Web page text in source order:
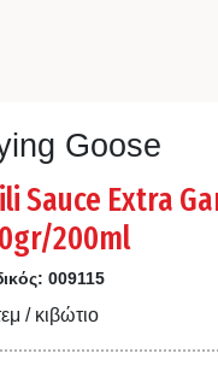
Goose
Sauce Extra
200ml
009115
/ κιβώτιο